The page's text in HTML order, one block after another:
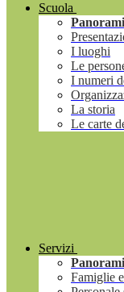
Scuola
I luoghi
Le
I numeri
La storia
Le carte
Servizi
Famiglie